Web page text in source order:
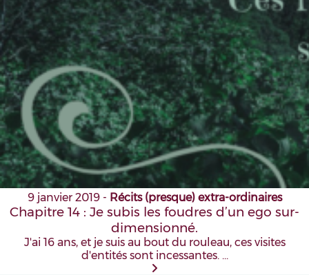
9 janvier 2019- Récits (presque) extra-ordinaires
Chapitre 14 : Je subis les foudres d’un ego sur-
dimensionné.
J'ai 16 ans, et je suis au bout du rouleau, ces visites
d'entités sont incessantes. …